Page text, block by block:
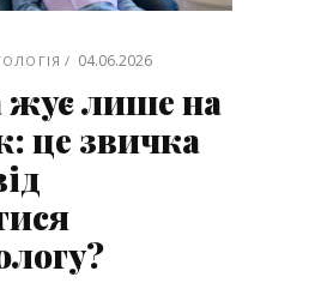
04.06.2026
жує лише на
це звичка